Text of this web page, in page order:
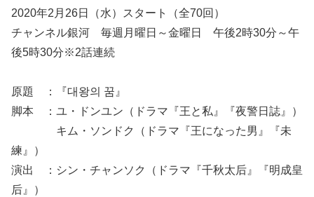
2020年2月26日（水）スタート（全70回）
チャンネル銀河 毎週月曜日～金曜日 午後2時30分～午
後5時30分※2話連続
原題 ：『대왕의 꿈』
脚本 ：ユ・ドンユン（ドラマ『王と私』『夜警日誌』）
キム・ソンドク（ドラマ『王になった男』『未
練』）
演出 ：シン・チャンソク（ドラマ『千秋太后』『明成皇
后』）